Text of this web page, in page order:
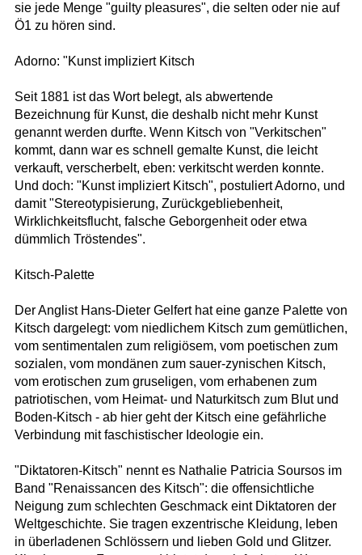
sie jede Menge "guilty pleasures", die selten oder nie auf
Ö1 zu hören sind.
Adorno: "Kunst impliziert Kitsch
Seit 1881 ist das Wort belegt, als abwertende
Bezeichnung für Kunst, die deshalb nicht mehr Kunst
genannt werden durfte. Wenn Kitsch von "Verkitschen"
kommt, dann war es schnell gemalte Kunst, die leicht
verkauft, verscherbelt, eben: verkitscht werden konnte.
Und doch: "Kunst impliziert Kitsch", postuliert Adorno, und
damit "Stereotypisierung, Zurückgebliebenheit,
Wirklichkeitsflucht, falsche Geborgenheit oder etwa
dümmlich Tröstendes".
Kitsch-Palette
Der Anglist Hans-Dieter Gelfert hat eine ganze Palette von
Kitsch dargelegt: vom niedlichem Kitsch zum gemütlichen,
vom sentimentalen zum religiösem, vom poetischen zum
sozialen, vom mondänen zum sauer-zynischen Kitsch,
vom erotischen zum gruseligen, vom erhabenen zum
patriotischen, vom Heimat- und Naturkitsch zum Blut und
Boden-Kitsch - ab hier geht der Kitsch eine gefährliche
Verbindung mit faschistischer Ideologie ein.
"Diktatoren-Kitsch" nennt es Nathalie Patricia Soursos im
Band "Renaissancen des Kitsch": die offensichtliche
Neigung zum schlechten Geschmack eint Diktatoren der
Weltgeschichte. Sie tragen exzentrische Kleidung, leben
in überladenen Schlössern und lieben Gold und Glitzer.